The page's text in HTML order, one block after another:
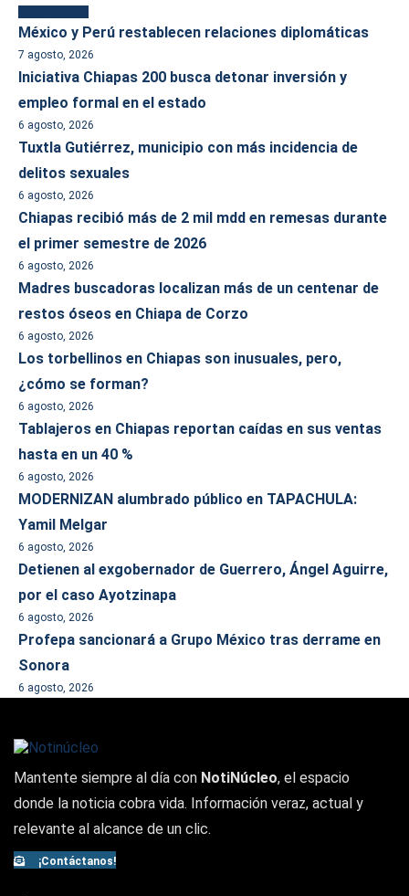
México y Perú restablecen relaciones diplomáticas
7 agosto, 2026
Iniciativa Chiapas 200 busca detonar inversión y
empleo formal en el estado
6 agosto, 2026
Tuxtla Gutiérrez, municipio con más incidencia de
delitos sexuales
6 agosto, 2026
Chiapas recibió más de 2 mil mdd en remesas durante
el primer semestre de 2026
6 agosto, 2026
Madres buscadoras localizan más de un centenar de
restos óseos en Chiapa de Corzo
6 agosto, 2026
Los torbellinos en Chiapas son inusuales, pero,
¿cómo se forman?
6 agosto, 2026
Tablajeros en Chiapas reportan caídas en sus ventas
hasta en un 40 %
6 agosto, 2026
MODERNIZAN alumbrado público en TAPACHULA:
Yamil Melgar
6 agosto, 2026
Detienen al exgobernador de Guerrero, Ángel Aguirre,
por el caso Ayotzinapa
6 agosto, 2026
Profepa sancionará a Grupo México tras derrame en
Sonora
6 agosto, 2026
Mantente siempre al día con NotiNúcleo, el espacio
donde la noticia cobra vida. Información veraz, actual y
relevante al alcance de un clic.
¡Contáctanos!